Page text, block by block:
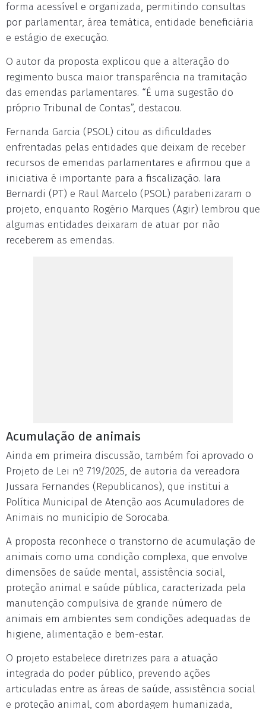
forma acessível e organizada, permitindo consultas
por parlamentar, área temática, entidade beneficiária
e estágio de execução.
O autor da proposta explicou que a alteração do
regimento busca maior transparência na tramitação
das emendas parlamentares. “É uma sugestão do
próprio Tribunal de Contas”, destacou.
Fernanda Garcia (PSOL) citou as dificuldades
enfrentadas pelas entidades que deixam de receber
recursos de emendas parlamentares e afirmou que a
iniciativa é importante para a fiscalização. Iara
Bernardi (PT) e Raul Marcelo (PSOL) parabenizaram o
projeto, enquanto Rogério Marques (Agir) lembrou que
algumas entidades deixaram de atuar por não
receberem as emendas.
Acumulação de animais
Ainda em primeira discussão, também foi aprovado o
Projeto de Lei nº 719/2025, de autoria da vereadora
Jussara Fernandes (Republicanos), que institui a
Política Municipal de Atenção aos Acumuladores de
Animais no município de Sorocaba.
A proposta reconhece o transtorno de acumulação de
animais como uma condição complexa, que envolve
dimensões de saúde mental, assistência social,
proteção animal e saúde pública, caracterizada pela
manutenção compulsiva de grande número de
animais em ambientes sem condições adequadas de
higiene, alimentação e bem-estar.
O projeto estabelece diretrizes para a atuação
integrada do poder público, prevendo ações
articuladas entre as áreas de saúde, assistência social
e proteção animal, com abordagem humanizada,